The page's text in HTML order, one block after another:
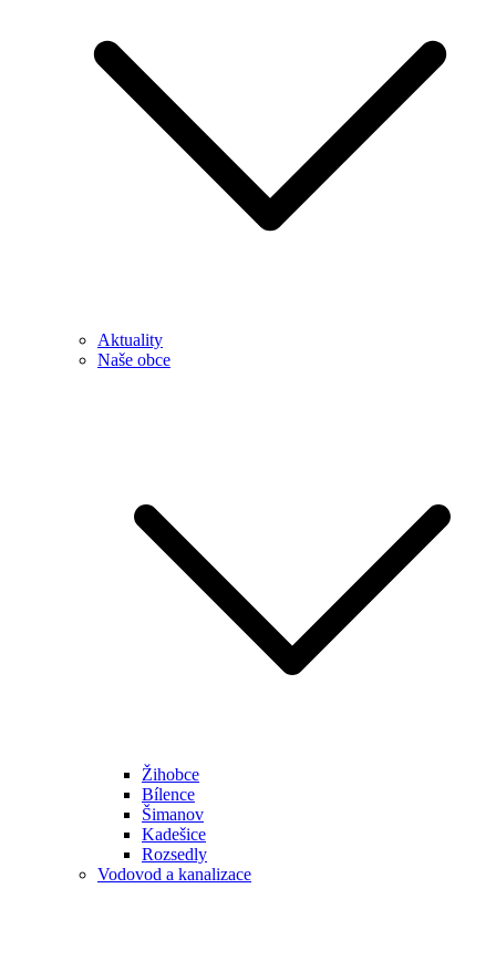
Aktuality
Naše obce
Žihobce
Bílence
Šimanov
Kadešice
Rozsedly
Vodovod a kanalizace